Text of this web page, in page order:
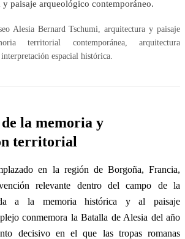
paisaje arqueológico contemporáneo.
Alesia Bernard Tschumi, arquitectura y paisaje
territorial contemporánea, arquitectura
espacial histórica.
la memoria y
territorial
en la región de Borgoña, Francia,
relevante dentro del campo de la
a la memoria histórica y al paisaje
conmemora la Batalla de Alesia del año
decisivo en el que las tropas romanas